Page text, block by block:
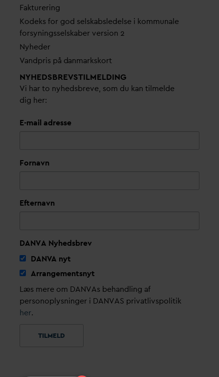
Fakturering
Kodeks for god selskabsledelse i kommunale
forsyningsselskaber version 2
Nyheder
Vandpris på danmarkskort
NYHEDSBREVS­TILMELDING
Vi har to nyhedsbreve, som du kan tilmelde
dig her:
E-mail adresse
Fornavn
Efternavn
DANVA Nyhedsbrev
DANVA nyt
Arrangementsnyt
Læs mere om DANVAs behandling af
personoplysninger i DANVAS privatlivspolitik
her.